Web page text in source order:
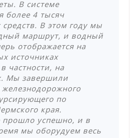
В системе
более 4 тысяч
средств. В этом году мы
маршрут, и водный
отображается на
источниках
частности, на
Мы завершили
железнодорожного
по
края.
прошло успешно, и в
мы оборудуем весь